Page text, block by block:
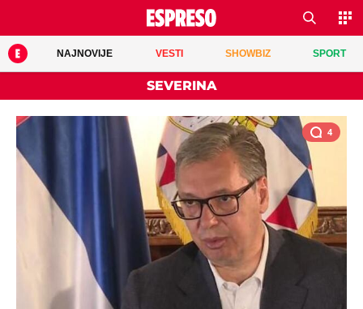
NAJNOVIJE VESTI SHOWBIZ SPORT
SEVERINA
4